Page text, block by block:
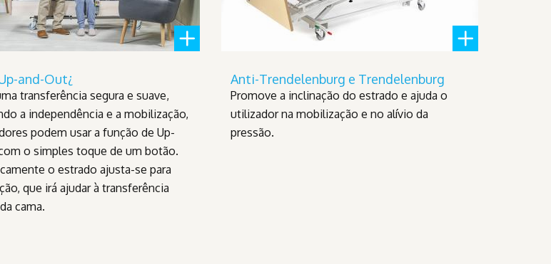
and-Out¿
transferência segura e suave,
a independência e a mobilização,
podem usar a função de Up-
o simples toque de um botão.
o estrado ajusta-se para
que irá ajudar à transferência
cama.
Anti-Trendelenburg e Trendelenburg
Promove a inclinação do estrado e ajuda o
utilizador na mobilização e no alívio da
pressão.